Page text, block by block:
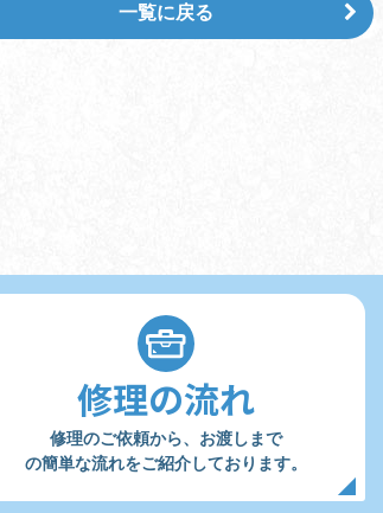
一覧に戻る
修理の流れ
修理のご依頼から、お渡しまで
の簡単な流れをご紹介しております。